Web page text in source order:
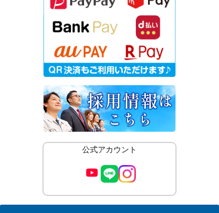
公式アカウント